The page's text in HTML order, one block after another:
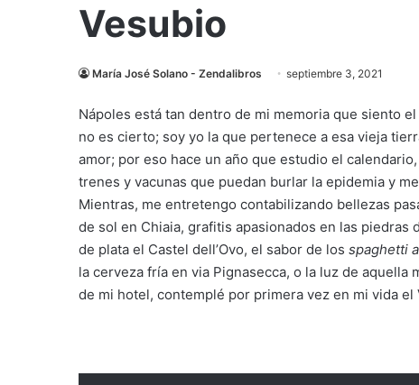
Vesubio
María José Solano - Zendalibros septiembre 3, 2021
Nápoles está tan dentro de mi memoria que siento
no es cierto; soy yo la que pertenece a esa vieja
amor; por eso hace un año que estudio el
trenes y vacunas que puedan burlar la epidemia y
Mientras, me entretengo contabilizando bellezas
de sol en Chiaia, grafitis apasionados en las
de plata el Castel dell’Ovo, el sabor de los spaghetti
la cerveza fría en via Pignasecca, o la luz de
de mi hotel, contemplé por primera vez en mi vida